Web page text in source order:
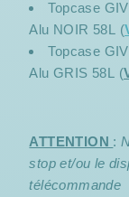
Topcase
Alu NOIR 58L (
Topcase
Alu GRIS 58L (
ATTENTION :
stop et/ou le
télécommande